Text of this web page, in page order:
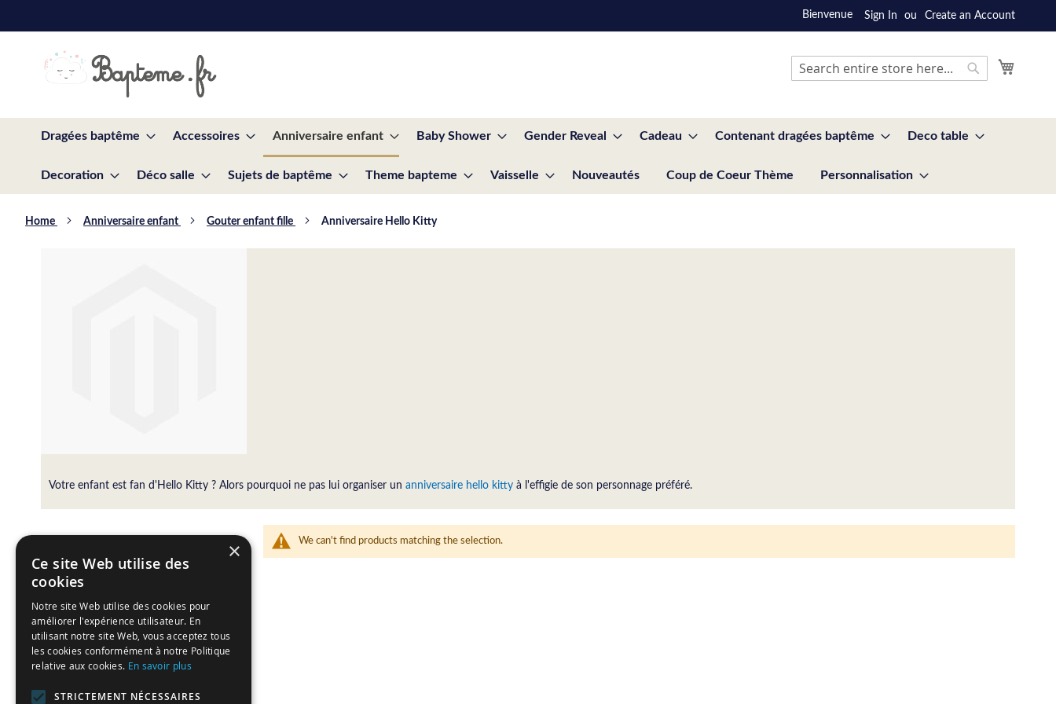
to
Bienvenue Sign In Create an Account
Search
Dragées baptême Accessoires Anniversaire enfant Baby Shower Gender Reveal Cadeau Contenant dragées baptême Deco table
Decoration Déco salle Sujets de baptême Theme bapteme Vaisselle Nouveautés Coup de Coeur Thème Personnalisation
Home Anniversaire enfant Gouter enfant fille Anniversaire Hello Kitty
Votre enfant est fan d'Hello Kitty ? Alors pourquoi ne pas lui organiser un anniversaire hello kitty à l'effigie de son personnage préféré.
We can't find products matching the selection.
×
Ce site Web utilise des
cookies
Notre site Web utilise des cookies pour
améliorer l'expérience utilisateur. En
utilisant notre site Web, vous acceptez tous
les cookies conformément à notre Politique
relative aux cookies. En savoir plus
STRICTEMENT NÉCESSAIRES